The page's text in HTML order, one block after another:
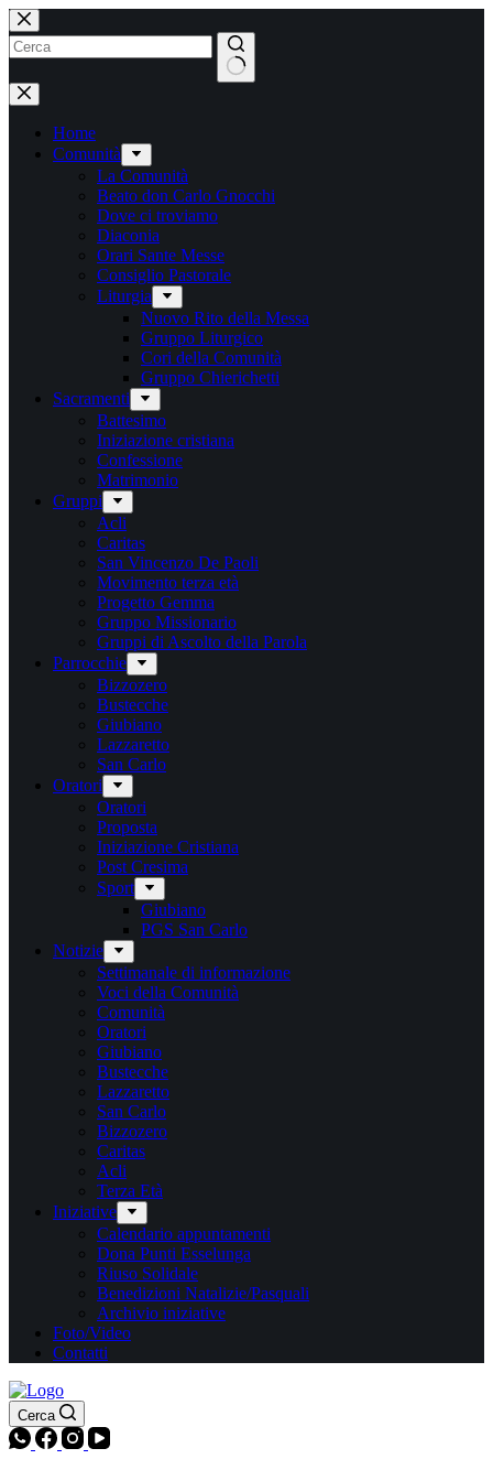
Salta
al
contenuto
Nessun
risultato
Home
Comunità
La Comunità
Beato don Carlo Gnocchi
Dove ci troviamo
Diaconia
Orari Sante Messe
Consiglio Pastorale
Liturgia
Nuovo Rito della Messa
Gruppo Liturgico
Cori della Comunità
Gruppo Chierichetti
Sacramenti
Battesimo
Iniziazione cristiana
Confessione
Matrimonio
Gruppi
Acli
Caritas
San Vincenzo De Paoli
Movimento terza età
Progetto Gemma
Gruppo Missionario
Gruppi di Ascolto della Parola
Parrocchie
Bizzozero
Bustecche
Giubiano
Lazzaretto
San Carlo
Oratori
Oratori
Proposta
Iniziazione Cristiana
Post Cresima
Sport
Giubiano
PGS San Carlo
Notizie
Settimanale di informazione
Voci della Comunità
Comunità
Oratori
Giubiano
Bustecche
Lazzaretto
San Carlo
Bizzozero
Caritas
Acli
Terza Età
Iniziative
Calendario appuntamenti
Dona Punti Esselunga
Riuso Solidale
Benedizioni Natalizie/Pasquali
Archivio iniziative
Foto/Video
Contatti
Cerca